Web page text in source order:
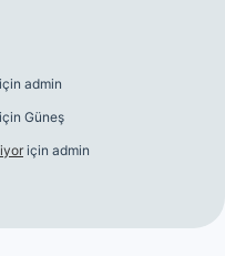
için admin
için Güneş
için admin